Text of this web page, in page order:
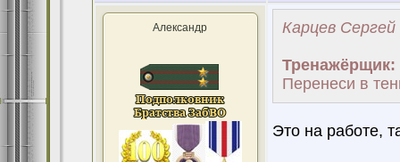
Александр Карцев Сергей
Тренажёрщик:
Перенеси в
Это на работе,